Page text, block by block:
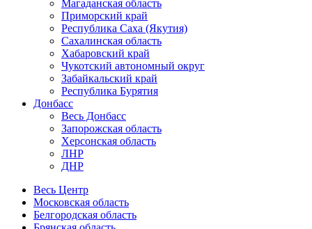
Магаданская область
Приморский край
Республика Саха (Якутия)
Сахалинская область
Хабаровский край
Чукотский автономный округ
Забайкальский край
Республика Бурятия
Донбасс
Весь Донбасс
Запорожская область
Херсонская область
ЛНР
ДНР
Весь Центр
Московская область
Белгородская область